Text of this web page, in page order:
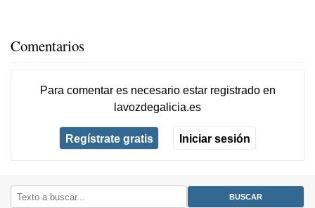
Comentarios
Para comentar es necesario estar registradoen
lavozdegalicia.es
Regístrate gratis Iniciar sesión